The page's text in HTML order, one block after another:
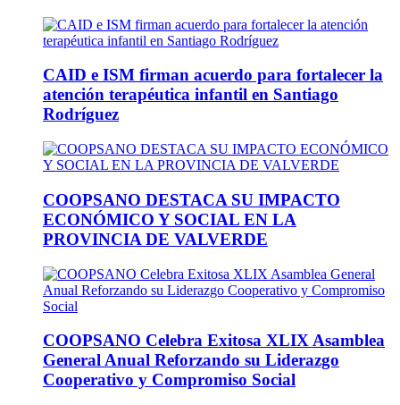
CAID e ISM firman acuerdo para fortalecer la
atención terapéutica infantil en Santiago
Rodríguez
COOPSANO DESTACA SU IMPACTO
ECONÓMICO Y SOCIAL EN LA
PROVINCIA DE VALVERDE
COOPSANO Celebra Exitosa XLIX Asamblea
General Anual Reforzando su Liderazgo
Cooperativo y Compromiso Social